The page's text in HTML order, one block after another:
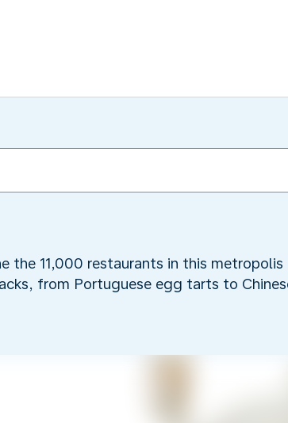
the 11,000 restaurants in this metropolis
from Portuguese egg tarts to